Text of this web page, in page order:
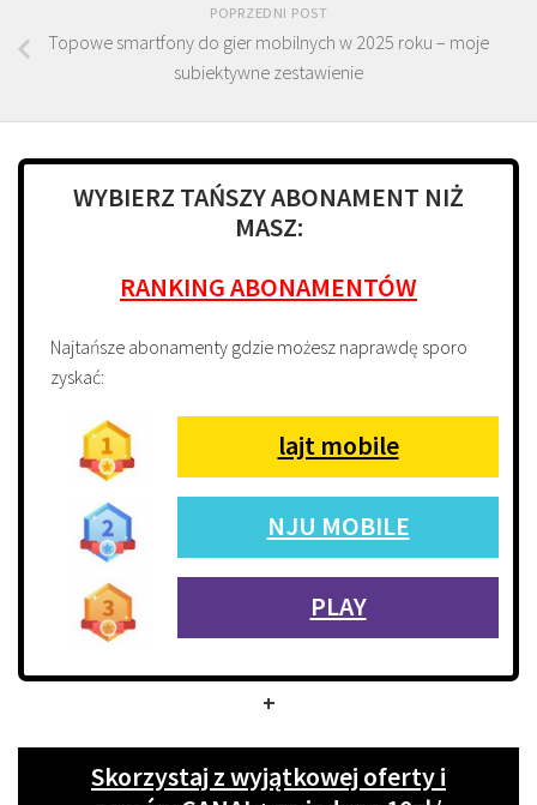
POPRZEDNI POST
Topowe smartfony do gier mobilnych w 2025 roku – moje
subiektywne zestawienie
WYBIERZ TAŃSZY ABONAMENT NIŻ
MASZ:
RANKING ABONAMENTÓW
Najtańsze abonamenty gdzie możesz naprawdę sporo
zyskać:
lajt mobile
NJU MOBILE
PLAY
+
Skorzystaj z wyjątkowej oferty i